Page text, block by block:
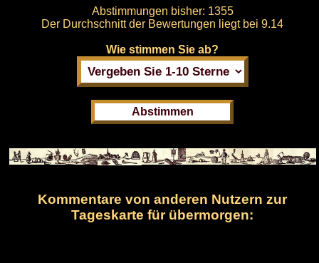
Abstimmungen bisher: 1355
Der Durchschnitt der Bewertungen liegt bei 9.14
Wie stimmen Sie ab?
Kommentare von anderen Nutzern zur
Tageskarte für übermorgen: